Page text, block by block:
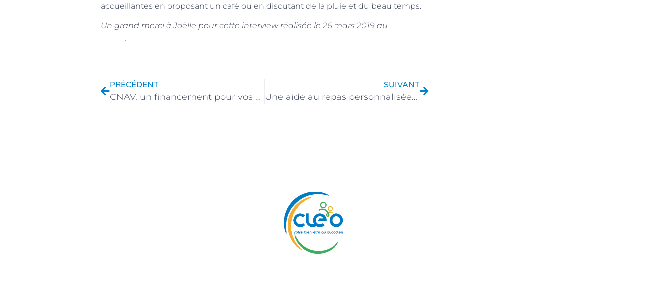
accueillantes en proposant un café ou en discutant de la pluie et du beau temps.
Un grand merci à Joëlle pour cette interview réalisée le 26 mars 2019 au
.
PRÉCÉDENT
CNAV, un financement pour vos prestations
SUIVANT
Une aide au repas personnalisée et sur-mesure